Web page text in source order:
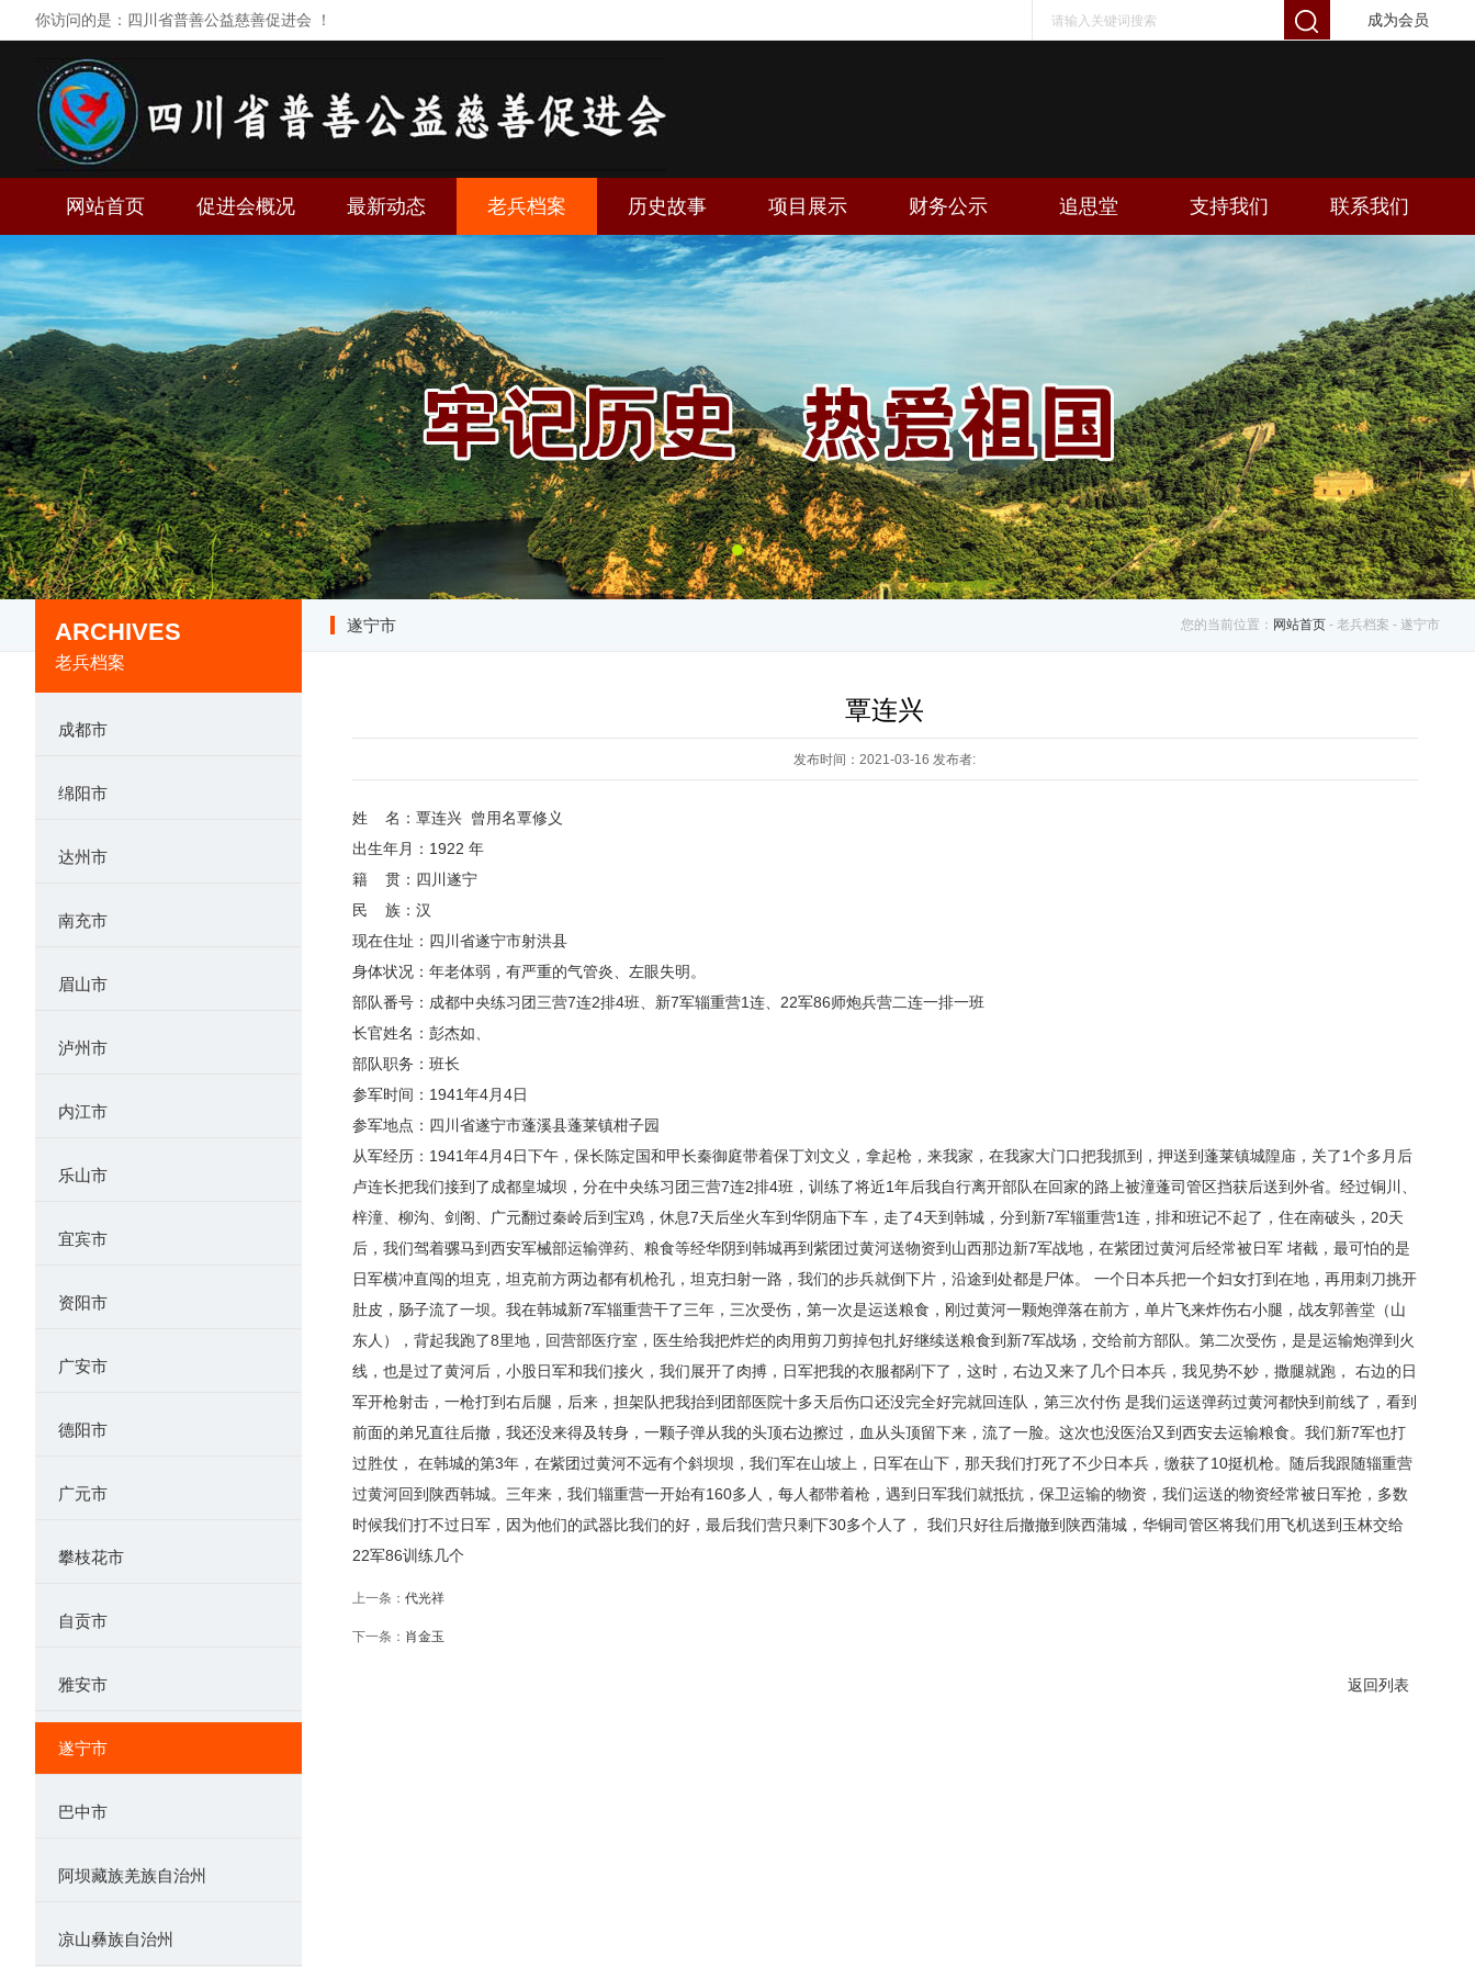
你访问的是：四川省普善公益慈善促进会 ！ 成为会员
网站首页 促进会概况 最新动态 老兵档案 历史故事 项目展示 财务公示 追思堂 支持我们 联系我们
ARCHIVES
老兵档案
成都市
绵阳市
达州市
南充市
眉山市
泸州市
内江市
乐山市
宜宾市
资阳市
广安市
德阳市
广元市
攀枝花市
自贡市
雅安市
遂宁市
巴中市
阿坝藏族羌族自治州
凉山彝族自治州
遂宁市 您的当前位置： 网站首页 - 老兵档案 - 遂宁市
覃连兴
发布时间：2021-03-16 发布者:
姓 名：覃连兴 曾用名覃修义
出生年月：1922 年
籍 贯：四川遂宁
民 族：汉
现在住址：四川省遂宁市射洪县
身体状况：年老体弱，有严重的气管炎、左眼失明。
部队番号：成都中央练习团三营7连2排4班、新7军辎重营1连、22军86师炮兵营二连一排一班
长官姓名：彭杰如、
部队职务：班长
参军时间：1941年4月4日
参军地点：四川省遂宁市蓬溪县蓬莱镇柑子园
从军经历：1941年4月4日下午，保长陈定国和甲长秦御庭带着保丁刘文义，拿起枪，来我家，在我家大门口把我抓到，押送到蓬莱镇城隍庙，关了1个多月后
卢连长把我们接到了成都皇城坝，分在中央练习团三营7连2排4班，训练了将近1年后我自行离开部队在回家的路上被潼蓬司管区挡获后送到外省。经过铜川、
梓潼、柳沟、剑阁、广元翻过秦岭后到宝鸡，休息7天后坐火车到华阴庙下车，走了4天到韩城，分到新7军辎重营1连，排和班记不起了，住在南破头，20天
后，我们驾着骡马到西安军械部运输弹药、粮食等经华阴到韩城再到紫团过黄河送物资到山西那边新7军战地，在紫团过黄河后经常被日军 堵截，最可怕的是
日军横冲直闯的坦克，坦克前方两边都有机枪孔，坦克扫射一路，我们的步兵就倒下片，沿途到处都是尸体。 一个日本兵把一个妇女打到在地，再用刺刀挑开
肚皮，肠子流了一坝。我在韩城新7军辎重营干了三年，三次受伤，第一次是运送粮食，刚过黄河一颗炮弹落在前方，单片飞来炸伤右小腿，战友郭善堂（山
东人），背起我跑了8里地，回营部医疗室，医生给我把炸烂的肉用剪刀剪掉包扎好继续送粮食到新7军战场，交给前方部队。第二次受伤，是是运输炮弹到火
线，也是过了黄河后，小股日军和我们接火，我们展开了肉搏，日军把我的衣服都剐下了，这时，右边又来了几个日本兵，我见势不妙，撒腿就跑， 右边的日
军开枪射击，一枪打到右后腿，后来，担架队把我抬到团部医院十多天后伤口还没完全好完就回连队，第三次付伤 是我们运送弹药过黄河都快到前线了，看到
前面的弟兄直往后撤，我还没来得及转身，一颗子弹从我的头顶右边擦过，血从头顶留下来，流了一脸。这次也没医治又到西安去运输粮食。我们新7军也打
过胜仗， 在韩城的第3年，在紫团过黄河不远有个斜坝坝，我们军在山坡上，日军在山下，那天我们打死了不少日本兵，缴获了10挺机枪。随后我跟随辎重营
过黄河回到陕西韩城。三年来，我们辎重营一开始有160多人，每人都带着枪，遇到日军我们就抵抗，保卫运输的物资，我们运送的物资经常被日军抢，多数
时候我们打不过日军，因为他们的武器比我们的好，最后我们营只剩下30多个人了， 我们只好往后撤撤到陕西蒲城，华铜司管区将我们用飞机送到玉林交给
22军86训练几个
上一条：代光祥
下一条： 肖金玉
返回列表